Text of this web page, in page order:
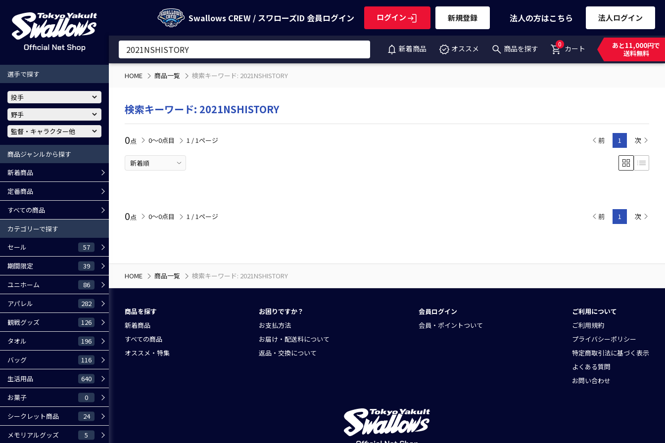
Swallows CREW / スワローズID 会員ログイン ログイン 新規登録 法人の方はこちら 法人ログイン
新着商品 オススメ 商品を探す 0 カート
あと11,000円で
送料無料
選手で探す
商品ジャンルから探す
新着商品
定番商品
すべての商品
カテゴリーで探す
セール
57
期間限定 39
ユニホーム 86
アパレル 282
観戦グッズ 126
タオル 196
バッグ 116
生活用品 640
お菓子 0
シークレット商品 24
メモリアルグッズ 5
HOME 商品一覧 検索キーワード: 2021NSHISTORY
検索キーワード: 2021NSHISTORY
0点 0〜0点目 1 / 1ページ 前 1 次
0点 0〜0点目 1 / 1ページ 前 1 次
HOME 商品一覧 検索キーワード: 2021NSHISTORY
商品を探す
新着商品
すべての商品
オススメ・特集
お困りですか？
お支払方法
お届け・配送料について
返品・交換について
会員ログイン
会員・ポイントついて
ご利用について
ご利用規約
プライバシーポリシー
特定商取引法に基づく表示
よくある質問
お問い合わせ